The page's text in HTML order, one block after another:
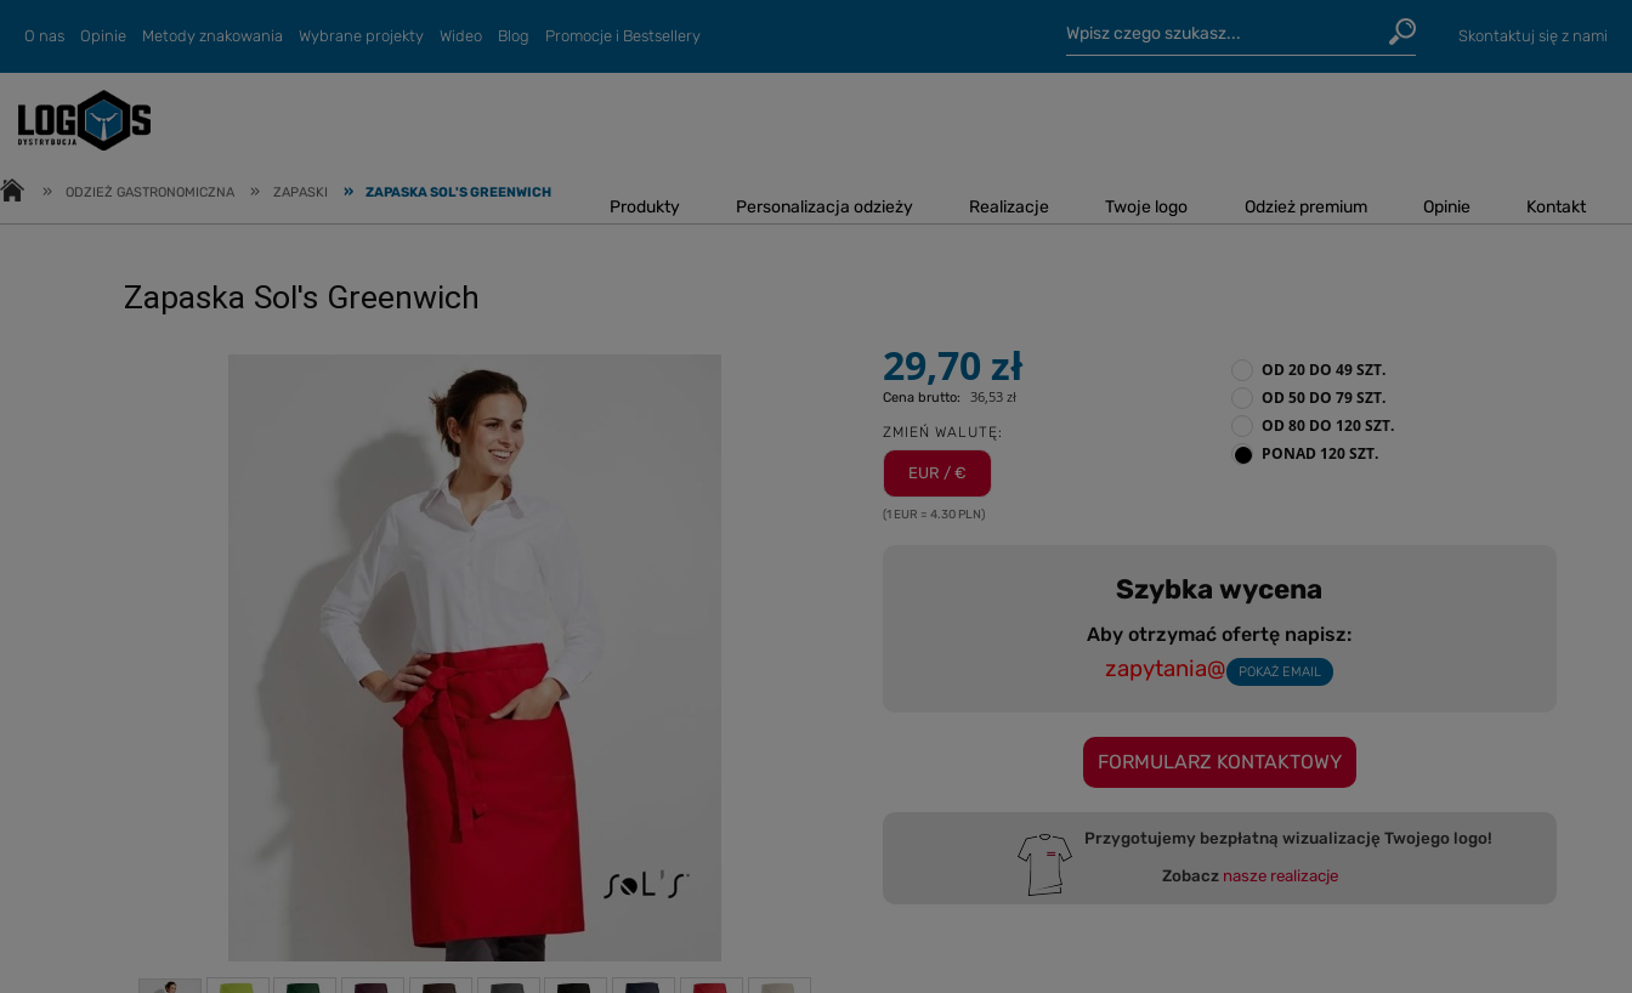
O nas Opinie Metody znakowania Wybrane projekty Wideo Blog Promocje i Bestsellery Skontaktuj się z nami
Produkty Personalizacja odzieży Realizacje Twoje logo Odzież premium Opinie Kontakt
» ODZIEŻ GASTRONOMICZNA » ZAPASKI » ZAPASKA SOL'S GREENWICH
Zapaska Sol's Greenwich
29,70 zł
Cena brutto: 36,53 zł
ZMIEŃ WALUTĘ:
EUR / €
(1 EUR = 4.30 PLN)
OD 20 DO 49 SZT.
OD 50 DO 79 SZT.
OD 80 DO 120 SZT.
PONAD 120 SZT.
Szybka wycena
Aby otrzymać ofertę napisz:
zapytania@ POKAŻ EMAIL
FORMULARZ KONTAKTOWY
Przygotujemy bezpłatną wizualizację Twojego logo!
Zobacz nasze realizacje